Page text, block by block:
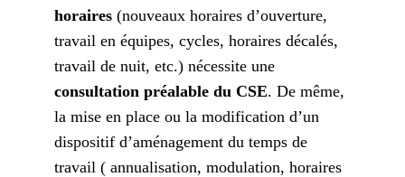
horaires (nouveaux horaires d’ouverture,
travail en équipes, cycles, horaires décalés,
travail de nuit, etc.) nécessite une
consultation préalable du CSE. De même,
la mise en place ou la modification d’un
dispositif d’aménagement du temps de
travail ( annualisation, modulation, horaires